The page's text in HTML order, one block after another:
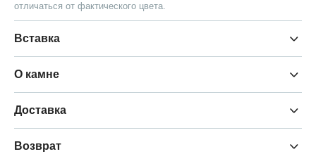
отличаться от фактического цвета.
Вставка
О камне
Доставка
Возврат